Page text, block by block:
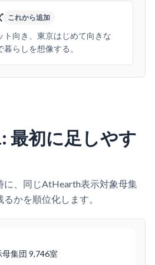
これから追加
ト向き、東京はじめて向きな
らしを想像する。
最初に足しやす
に、同じAtHearth表示対象母集
かを順位化します。
集団 9,746室